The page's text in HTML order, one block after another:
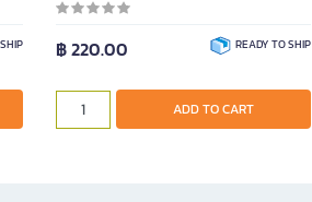
฿ 220.00 READY TO SHIP
ADD TO CART